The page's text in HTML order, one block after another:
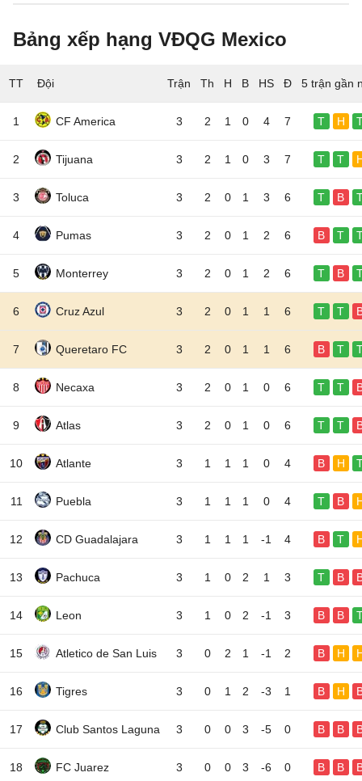
Bảng xếp hạng VĐQG Mexico
TT Đội 5 trận gần
1 CF America 3 2 1 0 4 7 T H
2 Tijuana 3 2 1 0 3 7 T T
3 Toluca 3 2 0 1 3 6 T B
4 Pumas 3 2 0 1 2 6 B T
5 Monterrey 3 2 0 1 2 6 T B
6 Cruz Azul 3 2 0 1 1 6 T T
7 Queretaro FC 3 2 0 1 1 6 B T
8 Necaxa 3 2 0 1 0 6 T T
9 Atlas 3 2 0 1 0 6 T T
10 Atlante 3 1 1 1 0 4 B H
11 Puebla 3 1 1 1 0 4 T B
12 CD Guadalajara 3 1 1 1 -1 4 B T
13 Pachuca 3 1 0 2 1 3 T B
14 Leon 3 1 0 2 -1 3 B B
15 Atletico de San Luis 3 0 2 1 -1 2 B H
16 Tigres 3 0 1 2 -3 1 B H
17 Club Santos Laguna 3 0 0 3 -5 0 B B
18 FC Juarez 3 0 0 3 -6 0 B B